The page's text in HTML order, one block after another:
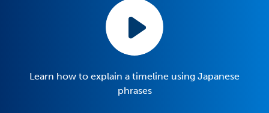
Learn how to explain a timeline using Japanese
phrases